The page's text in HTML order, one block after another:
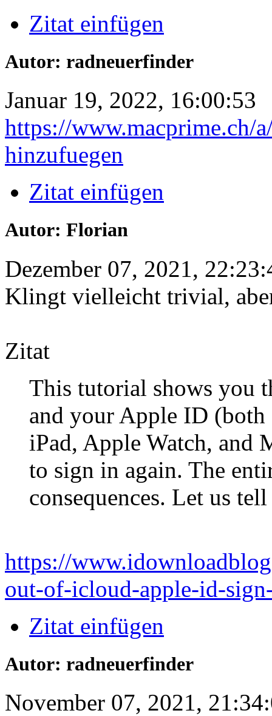
Zitat einfügen
Autor: radneuerfinder
Januar 19, 2022, 16:00:53
https://www.macprime.ch/
hinzufuegen
Zitat einfügen
Autor: Florian
Dezember 07, 2021,
Klingt vielleicht trivial,
Zitat
This tutorial shows you
and your Apple ID (both
iPad, Apple Watch, and
to sign in again. The
consequences. Let us
https://
out-of-icloud-apple-id-
Zitat einfügen
Autor: radneuerfinder
November 07, 2021,